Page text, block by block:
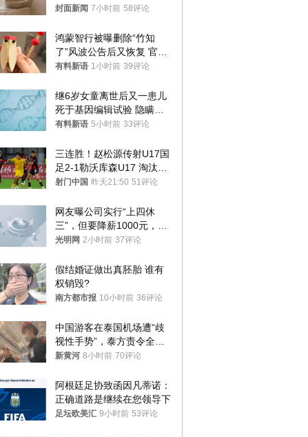
帖吐槽后酒店退还一半的
封面新闻 7小时前 58评论
鸿蒙智行被曝删除“竹知
了”风波公告后又恢复 官媒
曾力挺：劝华为要大度的，
有料新语 1小时前 39评论
继6岁女童离世后又一患儿
死于基因编辑试验 隐瞒一
年才对外披露
有料新语 5小时前 33评论
三连胜！赵松源传射U17国
足2-1勒沃库森U17 淘汰赛
将战河床
射门中国 昨天21:50 51评论
网友曝公司实行“上四休
三”，但要降薪1000元，不
接受只能辞职
光明网 2小时前 37评论
假结婚证做出真胚胎 谁有
权销毁?
南方都市报 10小时前 36评论
中国游客在泰国机场遭“歧
视性手势”，泰方责令全面
调查，对责任人采取最严厉
新黄河 8小时前 70评论
阿根廷足协致函因凡蒂诺：
正确道路是继续在您领导下
足坛欧美汇 9小时前 53评论